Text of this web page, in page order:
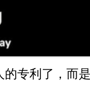
专利了，而